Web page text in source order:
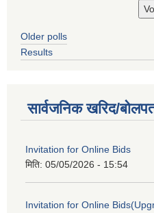
Older polls
Results
सार्वजनिक खरिद/
Invitation for Online Bids
मिति: 05/05/2026 - 15:54
Invitation for Online